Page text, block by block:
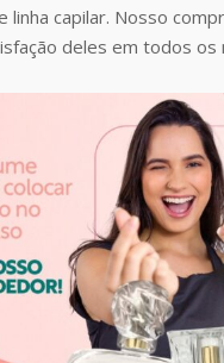
capilar. Nosso
deles em todos os